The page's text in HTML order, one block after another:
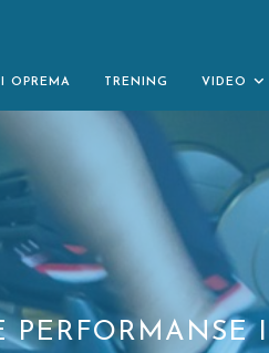
OPREMA TRENING VIDEO
PERFORMANSE